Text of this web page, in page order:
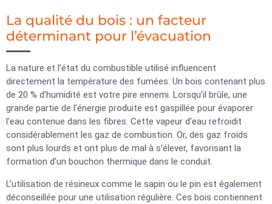
La qualité du bois : un facteur
déterminant pour l’évacuation
La nature et l’état du combustible utilisé influencent
directement la température des fumées. Un bois contenant plus
de 20 % d’humidité est votre pire ennemi. Lorsqu’il brûle, une
grande partie de l’énergie produite est gaspillée pour évaporer
l’eau contenue dans les fibres. Cette vapeur d’eau refroidit
considérablement les gaz de combustion. Or, des gaz froids
sont plus lourds et ont plus de mal à s’élever, favorisant la
formation d’un bouchon thermique dans le conduit.
L’utilisation de résineux comme le sapin ou le pin est également
déconseillée pour une utilisation régulière. Ces bois contiennent